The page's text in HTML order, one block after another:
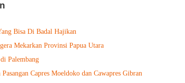
Bisa Di Badal Hajikan
Mekarkan Provinsi Papua Utara
Palembang
Capres Moeldoko dan Cawapres Gibran